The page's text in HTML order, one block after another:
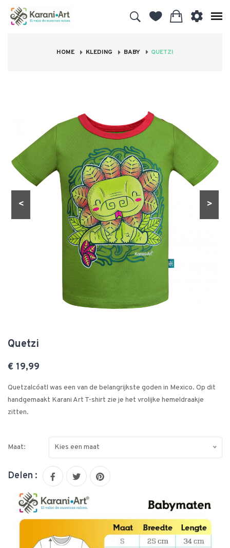
HOME KLEDING BABY QUETZI
>
<
Quetzi
€ 19,99
Quetzalcóatl was een van de belangrijkste goden in Mexico. Op dit
handgemaakt Karani Art T-shirt zie je het vrolijke hemeldraakje
zitten.
Maat: Kies een maat
Delen :